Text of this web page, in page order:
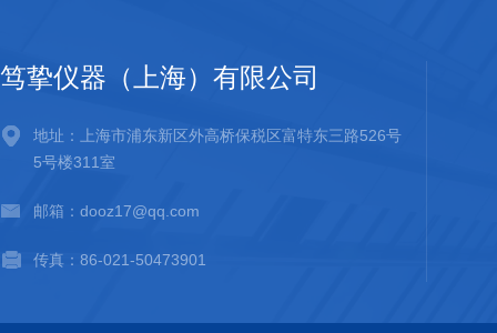
笃挚仪器（上海）有限公司
地址：上海市浦东新区外高桥保税区富特东三路526号
5号楼311室
邮箱：dooz17@qq.com
传真：86-021-50473901